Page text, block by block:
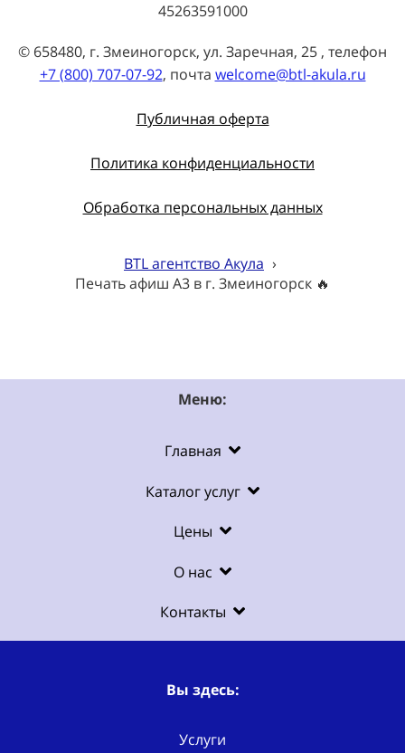
45263591000
© 658480, г. Змеиногорск, ул. Заречная, 25 , телефон
+7 (800) 707-07-92, почта welcome@btl-akula.ru
Публичная оферта
Политика конфиденциальности
Обработка персональных данных
BTL агентство Акула ›
Печать афиш А3 в г. Змеиногорск 🔥
Меню:
Главная
Каталог услуг
Цены
О нас
Контакты
Вы здесь:
Услуги